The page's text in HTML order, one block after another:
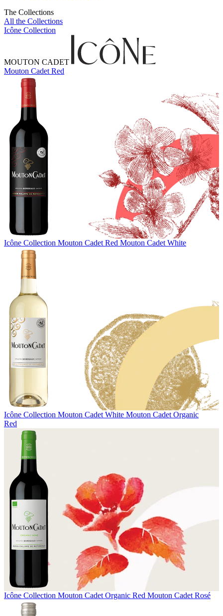
The Collections
All the Collections
Icône Collection
MOUTON CADET
Mouton Cadet Red
Icône Collection Mouton Cadet Red Mouton Cadet White
Icône Collection Mouton Cadet White Mouton Cadet Organic
Red
Icône Collection Mouton Cadet Organic Red Mouton Cadet Rosé